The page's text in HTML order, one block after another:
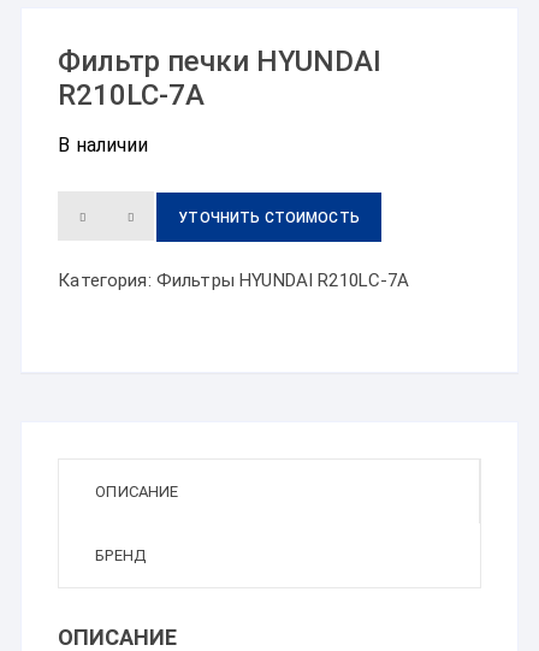
Фильтр печки HYUNDAI
R210LC-7A
В наличии
УТОЧНИТЬ СТОИМОСТЬ
Категория: Фильтры HYUNDAI R210LC-7A
ОПИСАНИЕ
БРЕНД
ОПИСАНИЕ